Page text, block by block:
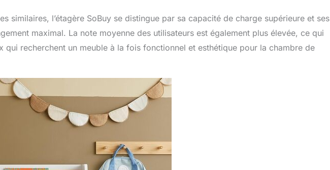
similaires, l’étagère SoBuy se distingue par sa capacité de charge supérieure et ses
maximal. La note moyenne des utilisateurs est également plus élevée, ce qui
qui recherchent un meuble à la fois fonctionnel et esthétique pour la chambre de